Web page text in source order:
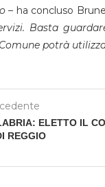
– ha concluso
Basta
potrà
ELETTO IL
REGGIO